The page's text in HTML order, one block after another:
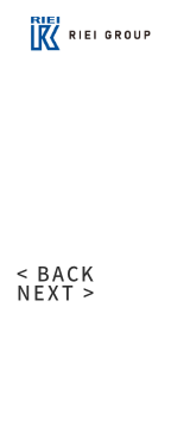
< BACK
NEXT >